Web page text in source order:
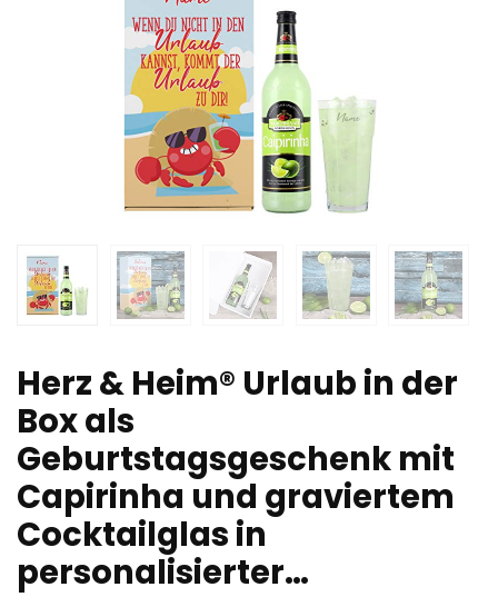
Herz & Heim® Urlaub in der
Box als
Geburtstagsgeschenk mit
Capirinha und graviertem
Cocktailglas in
personalisierter…